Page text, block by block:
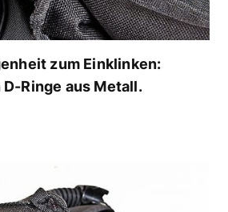
zum Einklinken:
Ringe aus Metall.